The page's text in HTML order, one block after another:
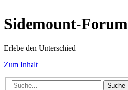
Sidemount-Forum
Erlebe den Unterschied
Zum Inhalt
Suche